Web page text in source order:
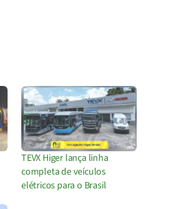
TEVX Higer lança linha
completa de veículos
elétricos para o Brasil